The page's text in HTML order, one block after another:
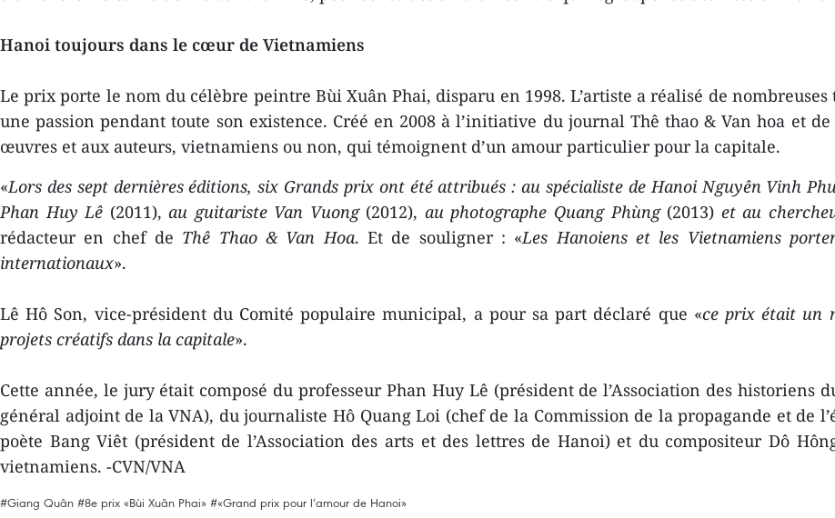
Hanoi toujours dans le cœur de Vietnamiens
Le prix porte le nom du célèbre peintre Bùi Xuân Phai, disparu en 1998. L’artiste a réalisé de
une passion pendant toute son existence. Créé en 2008 à l’initiative du journal Thê thao & Van hoa et
œuvres et aux auteurs, vietnamiens ou non, qui témoignent d’un amour particulier pour la capitale.
«Lors des sept dernières éditions, six Grands prix ont été attribués : au spécialiste de Hanoi Nguyên Vinh
Phan Huy Lê (2011),au guitariste Van Vuong(2012), au photographe Quang Phùng(2013) et au
rédacteur en chef de Thê Thao & Van Hoa. Et de souligner : «Les Hanoiens et les Vietnamiens
internationaux».
Lê Hô Son, vice-président du Comité populaire municipal, a pour sa part déclaré que «ce prix était un
projets créatifs dans la capitale».
Cette année, le jury était composé du professeur Phan Huy Lê (président de l’Association des
général adjoint de la VNA), du journaliste Hô Quang Loi (chef de la Commission de la propagande et de
poète Bang Viêt (président de l’Association des arts et des lettres de Hanoi) et du compositeur Dô
vietnamiens. -CVN/VNA
#Giang Quân #8e prix «Bùi Xuân Phai» #«Grand prix pour l’amour de Hanoi»